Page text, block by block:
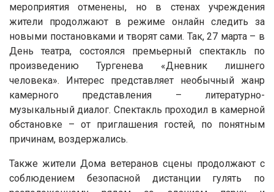
мероприятия отменены, но в стенах учреждения
жители продолжают в режиме онлайн следить за
новыми постановками и творят сами. Так, 27 марта – в
День театра, состоялся премьерный спектакль по
произведению Тургенева «Дневник лишнего
человека». Интерес представляет необычный жанр
камерного представления – литературно-
музыкальный диалог. Спектакль проходил в камерной
обстановке – от приглашения гостей, по понятным
причинам, воздержались.
Также жители Дома ветеранов сцены продолжают с
соблюдением безопасной дистанции гулять по